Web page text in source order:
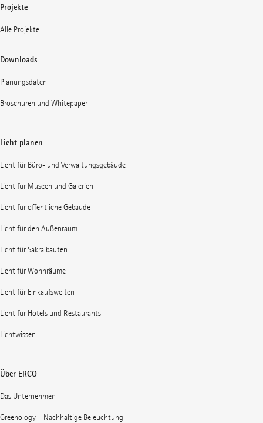
Projekte
Alle Projekte
Downloads
Planungsdaten
Broschüren und Whitepaper
Licht planen
Licht für Büro- und Verwaltungsgebäude
Licht für Museen und Galerien
Licht für öffentliche Gebäude
Licht für den Außenraum
Licht für Sakralbauten
Licht für Wohnräume
Licht für Einkaufswelten
Licht für Hotels und Restaurants
Lichtwissen
Über ERCO
Das Unternehmen
Greenology – Nachhaltige Beleuchtung